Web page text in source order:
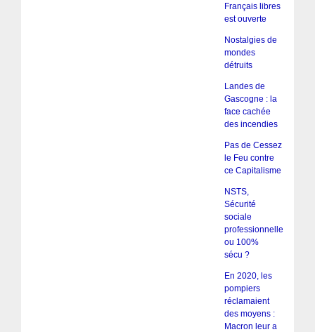
Français libres
est ouverte
Nostalgies de
mondes
détruits
Landes de
Gascogne : la
face cachée
des incendies
Pas de Cessez
le Feu contre
ce Capitalisme
NSTS,
Sécurité
sociale
professionnelle
ou 100%
sécu ?
En 2020, les
pompiers
réclamaient
des moyens :
Macron leur a